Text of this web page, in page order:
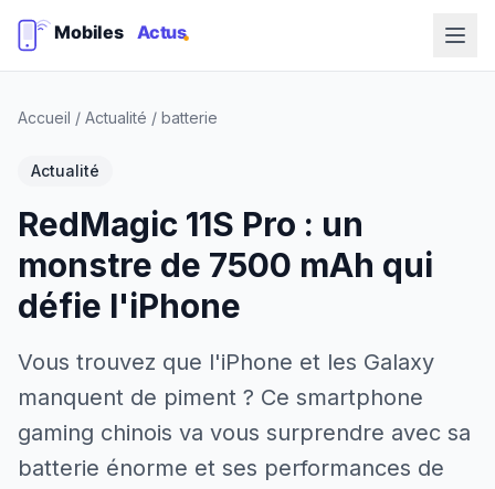
Accueil / Actualité / batterie
Actualité
RedMagic 11S Pro : un
monstre de 7500 mAh qui
défie l'iPhone
Vous trouvez que l'iPhone et les Galaxy
manquent de piment ? Ce smartphone
gaming chinois va vous surprendre avec sa
batterie énorme et ses performances de